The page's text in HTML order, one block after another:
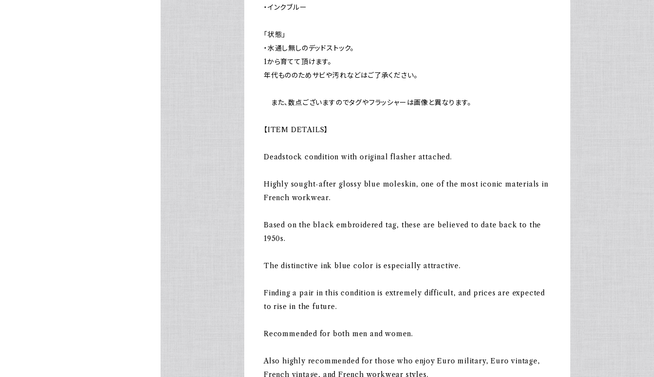
・インクブルー
「状態」
・水通し無しのデッドストック。
1から育てて頂けます。
年代もののためサビや汚れなどはご了承ください。
また、数点ございますのでタグやフラッシャーは画像と異なります。
【ITEM DETAILS】
Deadstock condition with original flasher attached.
Highly sought-after glossy blue moleskin, one of the most iconic materials in
French workwear.
Based on the black embroidered tag, these are believed to date back to the
1950s.
The distinctive ink blue color is especially attractive.
Finding a pair in this condition is extremely difficult, and prices are expected
to rise in the future.
Recommended for both men and women.
Also highly recommended for those who enjoy Euro military, Euro vintage,
French vintage, and French workwear styles.